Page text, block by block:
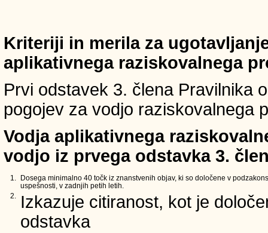
Kriteriji in merila za
aplikativnega raziskovalnega
Prvi odstavek 3. člena Pravilnika
pogojev za vodjo raziskovalnega
Vodja aplikativnega
vodjo iz prvega odstavka 3.
1.
Dosega minimalno 40 točk iz znanstvenih objav, ki so določene v
uspešnosti, v zadnjih petih letih.
2.
Izkazuje citiranost, kot je
odstavka